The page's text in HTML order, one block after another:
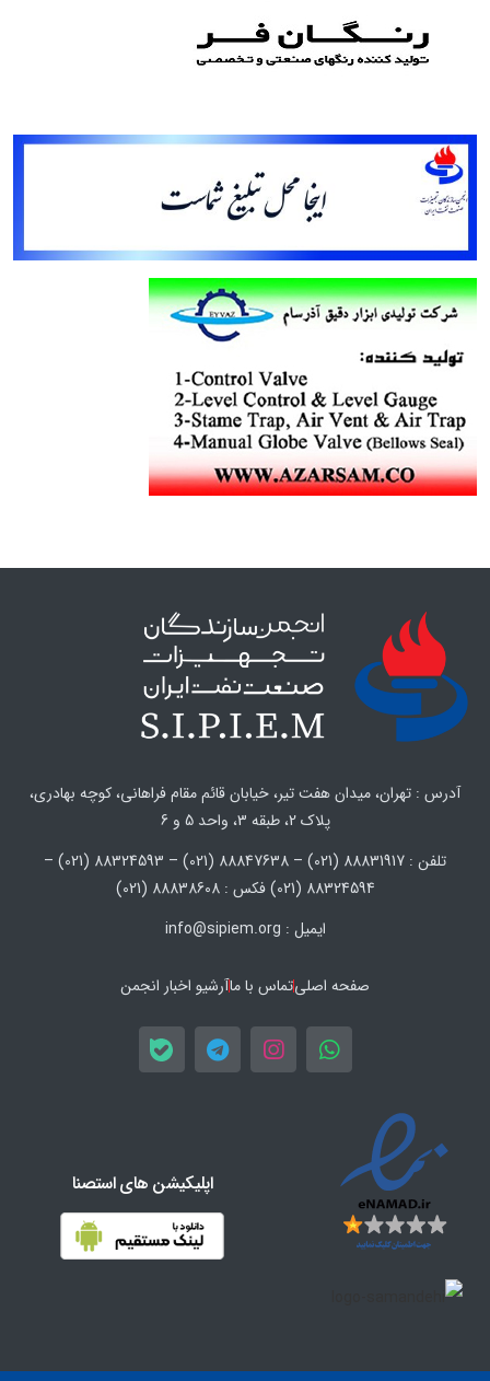
آدرس : تهران، میدان هفت تیر، خیابان قائم مقام فراهانی، کوچه بهادری،
پلاک 2، طبقه 3، واحد 5 و 6
تلفن : 88831917 (021) – 88847638 (021) – 88324593 (021) –
88324594 (021) فکس : 88838608 (021)
ایمیل : info@sipiem.org
صفحه اصلیتماس با ماآرشیو اخبار انجمن
اپلیکیشن های استصنا